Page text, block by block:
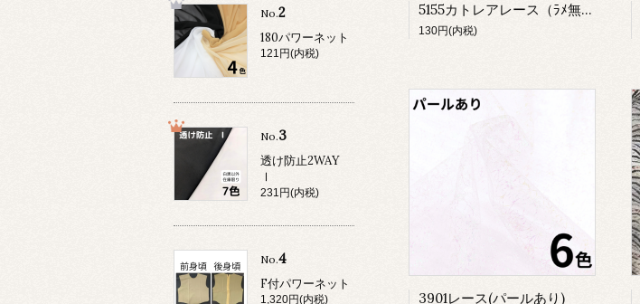
5155カトレアレース（ﾗﾒ無し）
130円(内税)
3901レース(パールあり)
No.2
180パワーネット
121円(内税)
No.3
透け防止2WAY
Ⅰ
231円(内税)
No.4
F付パワーネット
1,320円(内税)